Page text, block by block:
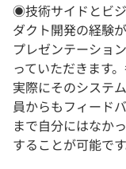
◉技術サイドとビ
ダクト開発の経験
プレゼンテーショ
っていただきます
実際にそのシステ
員からもフィード
まで自分にはなか
することが可能です